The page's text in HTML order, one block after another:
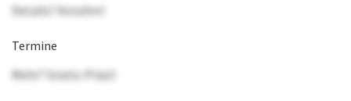
Details? Anrufen!
Termine
Mehr? Gratis-Präsi!